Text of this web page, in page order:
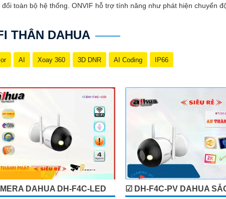
toàn bộ hệ thống. ONVIF hỗ trợ tính năng như phát hiện chuyển
THÂN DAHUA
AI Xoay 360 3D DNR AI Coding IP66
DAHUA DH-F4C-LED ☑ DH-F4C-PV DAHUA